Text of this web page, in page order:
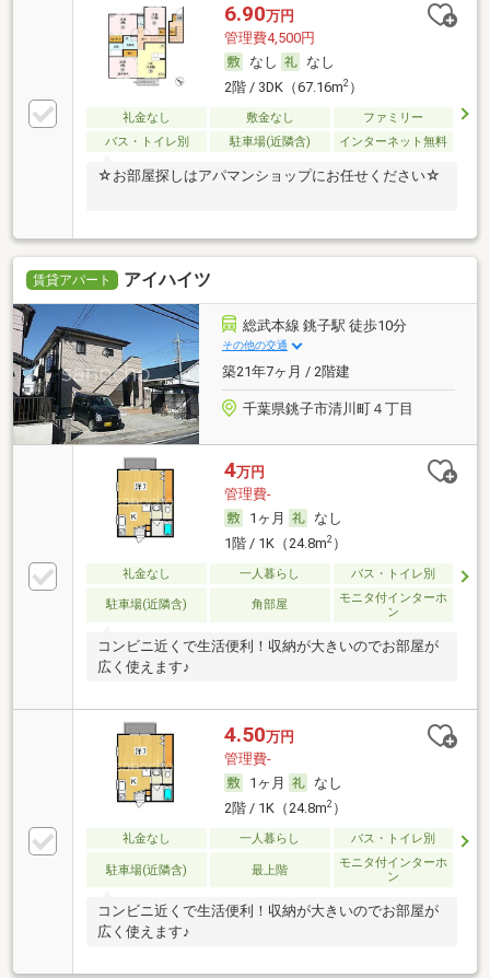
6.90万円
管理費4,500円
なし
なし
2階 / 3DK（67.16m2）
礼金なし 敷金なし
ファミリー
バス・トイレ別
駐車場(近隣含) インターネット無料
☆お部屋探しはアパマンショップにお任せください☆
賃貸アパート アイハイツ
総武本線 銚子駅 徒歩10分
その他の交通
築21年7ヶ月 / 2階建
千葉県銚子市清川町４丁目
4万円
管理費-
1ヶ月
なし
1階 / 1K（24.8m2）
礼金なし 一人暮らし バス・トイレ別
駐車場(近隣含) 角部屋
モニタ付インターホ
ン
コンビニ近くで生活便利！収納が大きいのでお部屋が
広く使えます♪
4.50万円
管理費-
1ヶ月
なし
2階 / 1K（24.8m2）
礼金なし 一人暮らし バス・トイレ別
駐車場(近隣含) 最上階
モニタ付インターホ
ン
コンビニ近くで生活便利！収納が大きいのでお部屋が
広く使えます♪